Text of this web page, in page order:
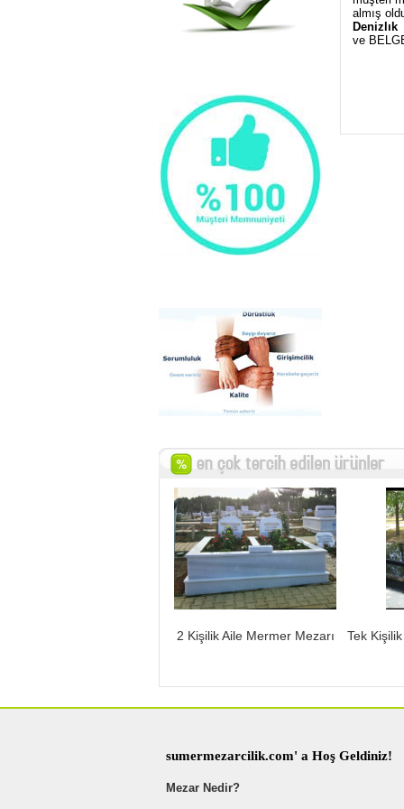
almış
Denizlık
ve
2 Kişilik Aile Mermer Mezarı Tek
sumermezarcilik.com' a Hoş Geldiniz!
Mezar Nedir?